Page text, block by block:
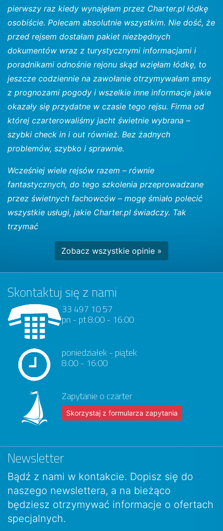
pierwszy raz kiedy wynajęłam przez Charter.pl łódkę
osobiście. Polecam absolutnie wszystkim. Nie dość, że
przed rejsem dostałam pakiet niezbędnych
dokumentów wraz z turystycznymi informacjami i
poradnikami odnośnie rejonu skąd wzięłam łódkę, to
jeszcze codziennie na zawołanie otrzymywałam smsy
z prognozami pogody i wszelkie inne informacje jakie
okazały się przydatne w czasie tego rejsu. Firma od
której czarterowaliśmy jacht świetnie wybrana –
szybki check in i out również. Bez żadnych
problemów, szybko i sprawnie.
Wcześniej wiele rejsów razem – równie
fantastycznych, do tego szkolenia przeprowadzane
przez świetnych fachowców – mogę śmiało polecić
wszystkie usługi, jakie Charter.pl świadczy. Tak
trzymać
Zobacz wszystkie opinie »
Skontaktuj się z nami
33 497 10 57
pn - pt 8:00 - 16:00
poniedziałek - piątek
8:00 - 16:00
Zapytanie o czarter
Skorzystaj z formularza zapytania
Newsletter
Bądź z nami w kontakcie. Dopisz się do
naszego newslettera, a na bieżąco
będziesz otrzymywać informacje o ofertach
specjalnych.